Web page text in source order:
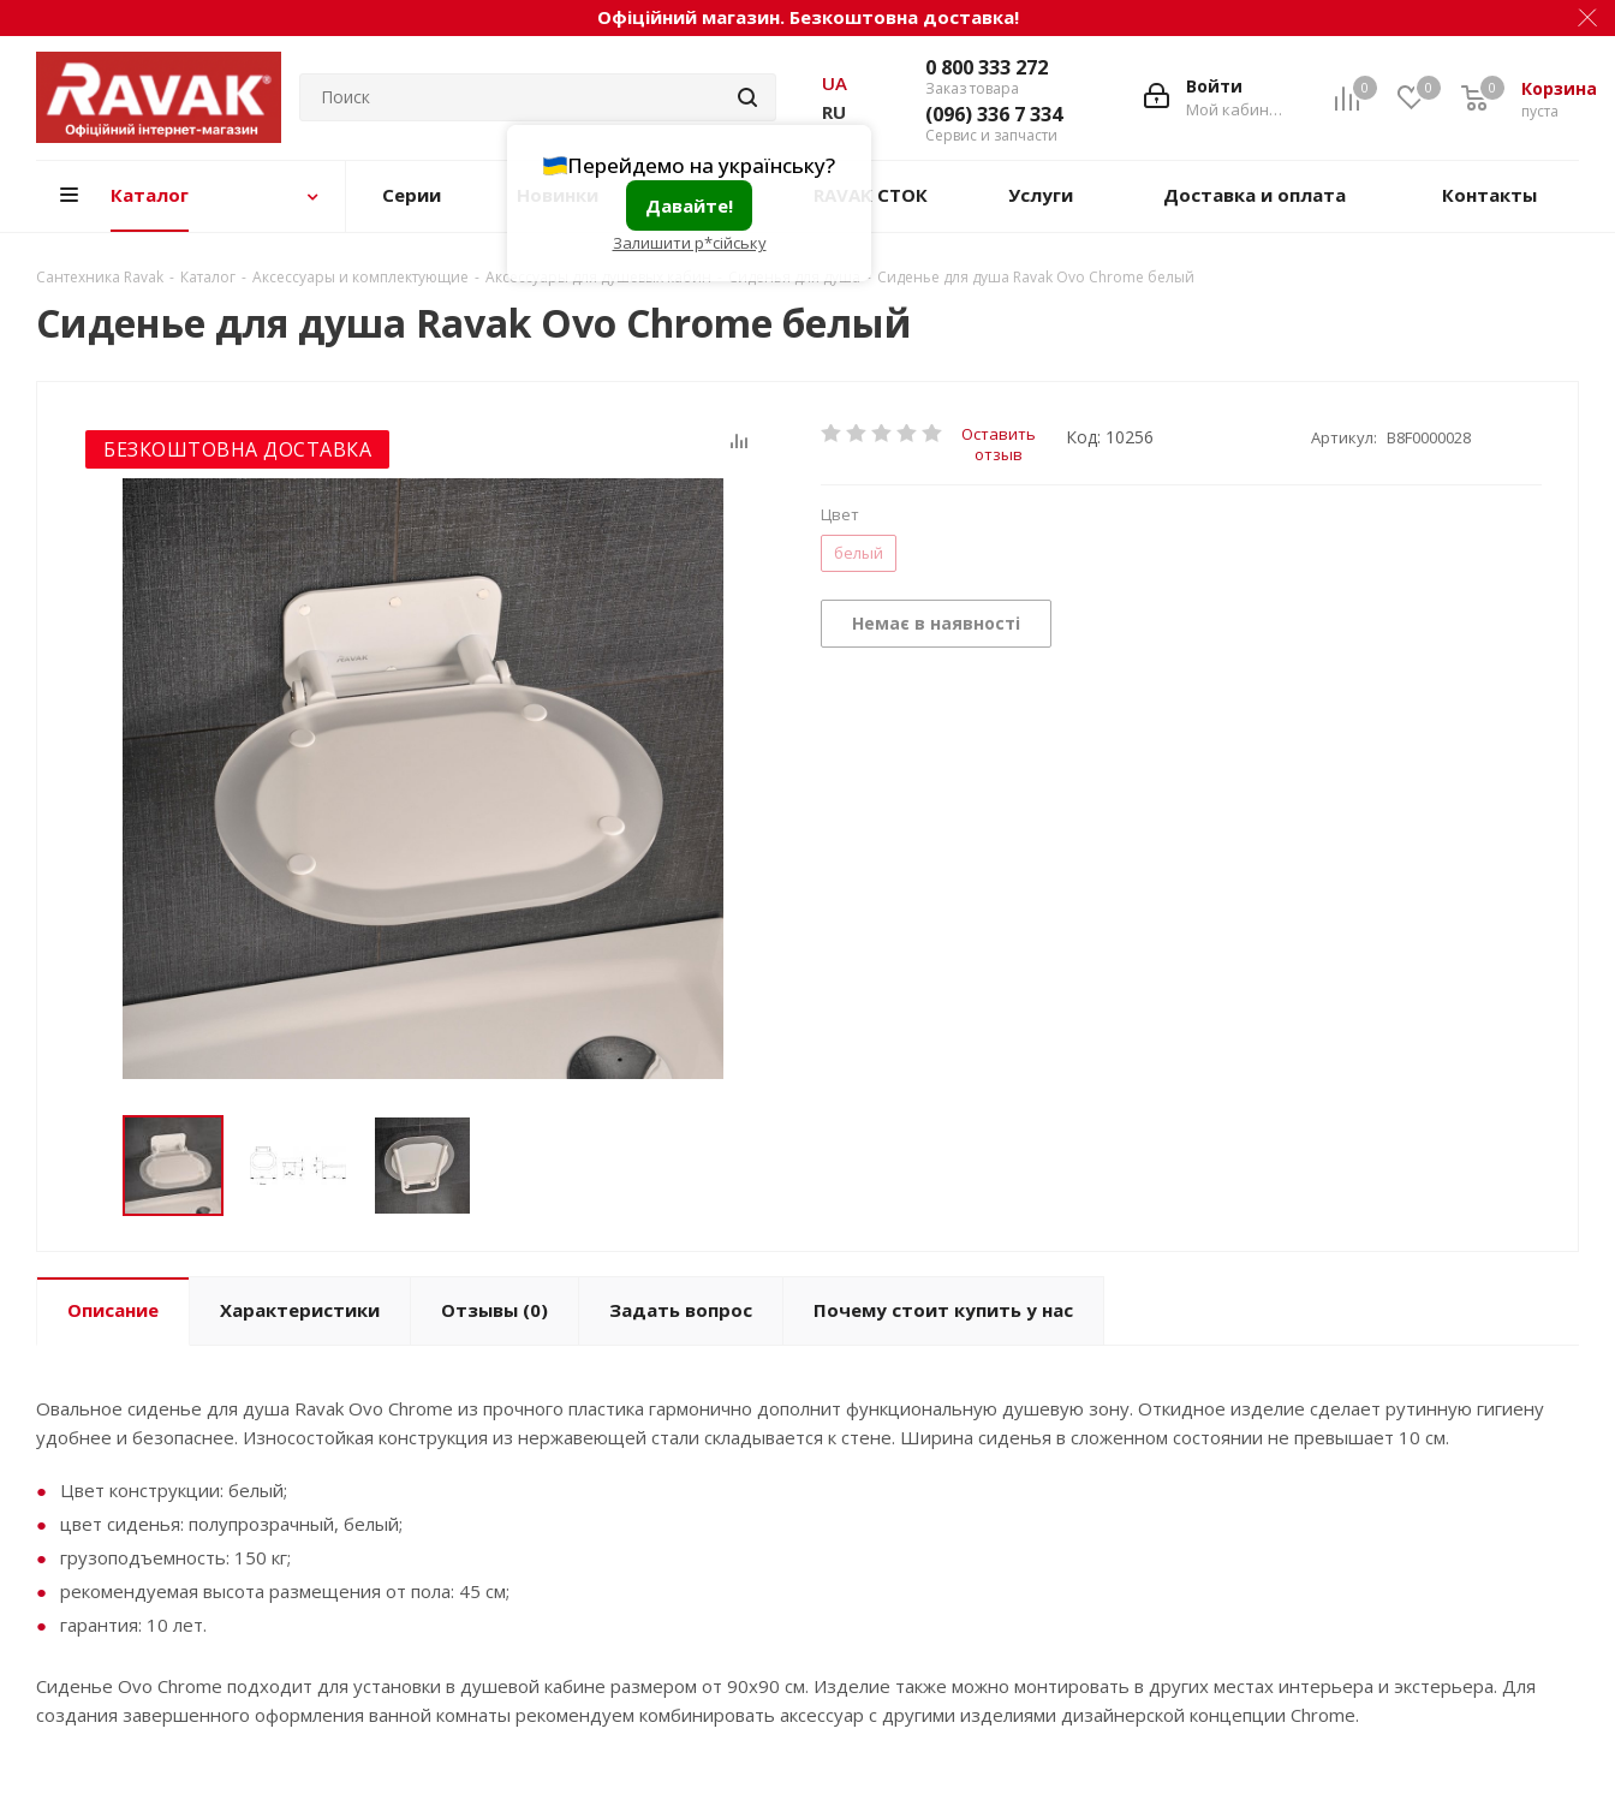
Офіційний магазин. Безкоштовна доставка!
0 0 Корзина
пуста
0
Войти
Мой кабинет
0 800 333 272
Заказ товара
(096) 336 7 334
Сервис и запчасти
UA
RU
Перейдемо на українську?
Давайте!
Залишити р*сійську
Каталог Серии Акции RAVAK СТОК Услуги Доставка и оплата Контакты
Сантехника Ravak - Каталог - Аксессуары и комплектующие - Аксессуары для душевых кабин Сиденья для душа - Сиденье для душа Ravak Ovo Chrome белый
Сиденье для душа Ravak Ovo Chrome белый
БЕЗКОШТОВНА ДОСТАВКА
Оставить
отзыв
Код: 10256 Артикул: B8F0000028
Цвет
белый
Немає в наявності
Описание Характеристики Отзывы (0) Задать вопрос Почему стоит купить у нас
Овальное сиденье для душа Ravak Ovo Chrome из прочного пластика гармонично дополнит функциональную душевую зону. Откидное изделие сделает рутинную гигиену
удобнее и безопаснее. Износостойкая конструкция из нержавеющей стали складывается к стене. Ширина сиденья в сложенном состоянии не превышает 10 см.
Цвет конструкции: белый;
цвет сиденья: полупрозрачный, белый;
грузоподъемность: 150 кг;
рекомендуемая высота размещения от пола: 45 см;
гарантия: 10 лет.
Сиденье Ovo Chrome подходит для установки в душевой кабине размером от 90x90 см. Изделие также можно монтировать в других местах интерьера и экстерьера. Для
создания завершенного оформления ванной комнаты рекомендуем комбинировать аксессуар с другими изделиями дизайнерской концепции Chrome.